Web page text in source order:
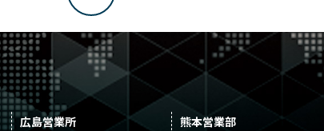
広島営業所
熊本営業部